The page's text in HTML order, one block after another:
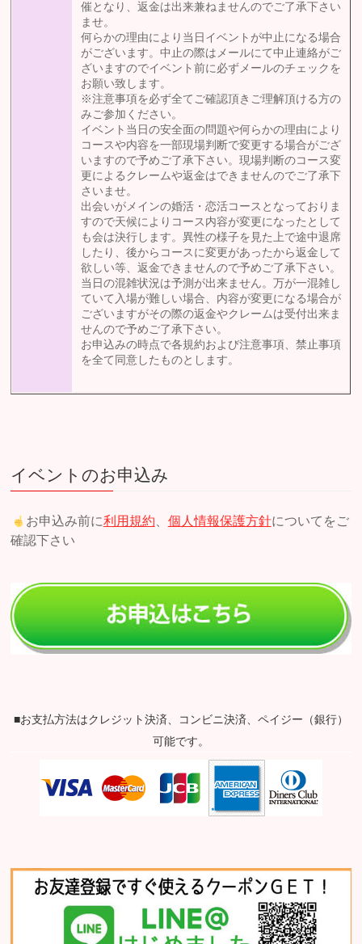
催となり、返金は出来兼ねませんのでご了承下さい
ませ。
何らかの理由により当日イベントが中止になる場合
がございます。中止の際はメールにて中止連絡がご
ざいますのでイベント前に必ずメールのチェックを
お願い致します。
※注意事項を必ず全てご確認頂きご理解頂ける方の
みご参加ください。
イベント当日の安全面の問題や何らかの理由により
コースや内容を一部現場判断で変更する場合がござ
いますので予めご了承下さい。現場判断のコース変
更によるクレームや返金はできませんのでご了承下
さいませ。
出会いがメインの婚活・恋活コースとなっておりま
すので天候によりコース内容が変更になったとして
も会は決行します。異性の様子を見た上で途中退席
したり、後からコースに変更があったから返金して
欲しい等、返金できませんので予めご了承下さい。
当日の混雑状況は予測が出来ません。万が一混雑し
ていて入場が難しい場合、内容が変更になる場合が
ございますがその際の返金やクレームは受付出来ま
せんので予めご了承下さい。
お申込みの時点で各規約および注意事項、禁止事項
を全て同意したものとします。
イベントのお申込み
お申込み前に利用規約 個人情報保護方針についてをご
確認下さい
■お支払方法はクレジット決済、コンビニ決済、ペイジー（銀行）
可能です。